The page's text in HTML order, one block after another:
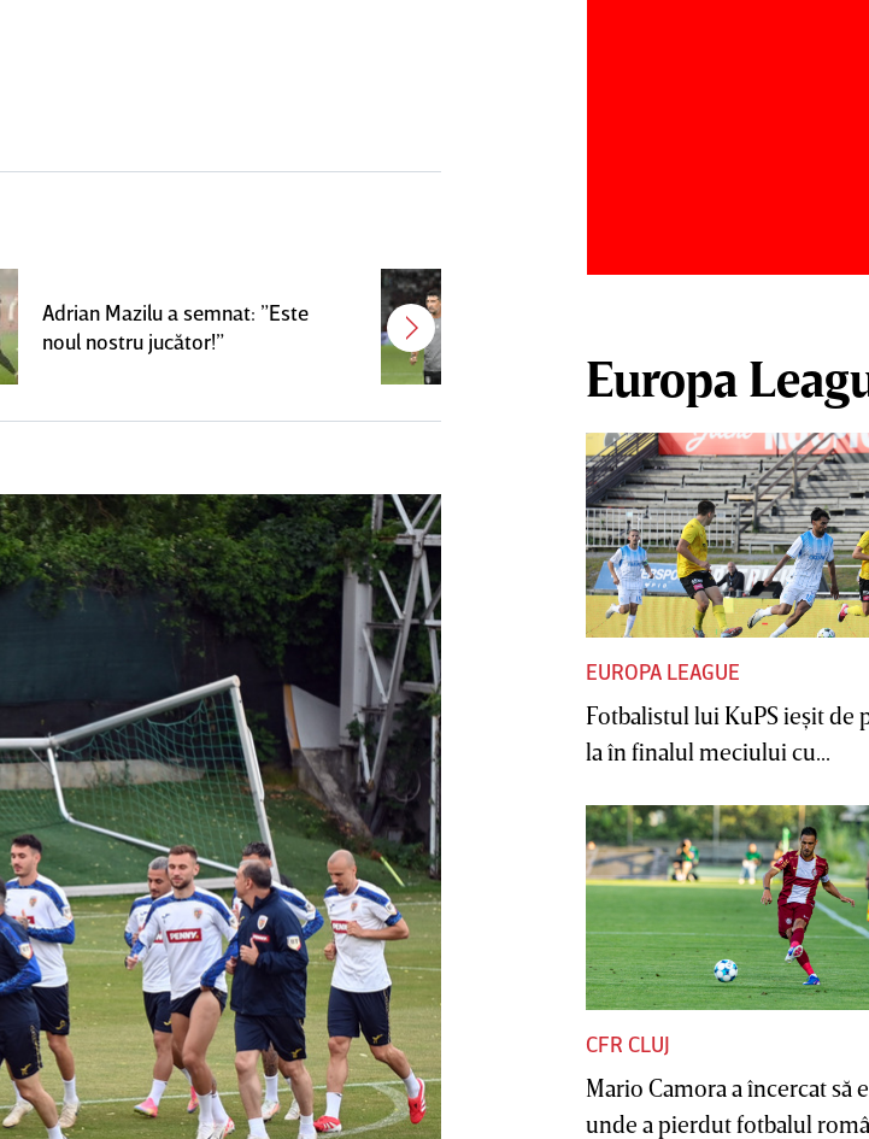
Adrian Mazilu a semnat: ”Este
noul nostru jucător!”
Europa
EUROPA LEAGUE
Fotbalistul lui KuPS ieşit de
la în finalul meciului cu...
CFR CLUJ
Mario Camora a încercat să
unde a pierdut fotbalul